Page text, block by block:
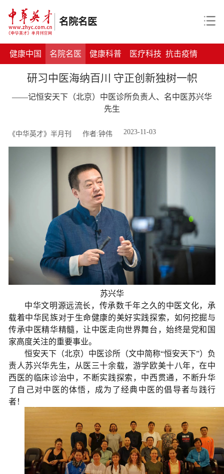
名院名医
健康中国 名院名医 健康科普 医疗科技 抗击疫情
研习中医海纳百川 守正创新独树一帜
——记恒安天下（北京）中医诊所负责人、名中医苏兴华
先生
《中华英才》半月刊 作者:钟伟 2023-11-03
苏兴华
中华文明源远流长，传承数千年之久的中医文化，承
载着中华民族对于生命健康的美好实践探索，如何挖掘与
传承中医精华精髓，让中医走向世界舞台，始终是党和国
家高度关注的重要事业。
恒安天下（北京）中医诊所（文中简称“恒安天下”）负
责人苏兴华先生，从医三十余载，游学欧美十八年，在中
西医的临床诊治中，不断实践探索，中西贯通，不断升华
了自己对中医的体悟，成为了经典中医的倡导者与践行
者！